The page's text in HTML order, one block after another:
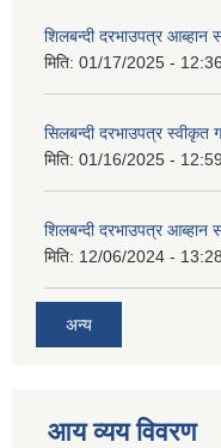
शिलबन्दी दरभाउपत्र आब्हान
मिति: 01/17/2025 - 12:36
सिलबन्दी दरभाउपत्र
मिति: 01/16/2025 - 12:59
शिलबन्दी दरभाउपत्र आब्हान
मिति: 12/06/2024 - 13:28
अन्य
आय व्यय विवरण